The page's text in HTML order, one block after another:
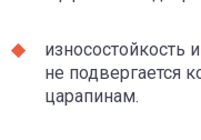
износостойкость
не подвергается
царапинам.